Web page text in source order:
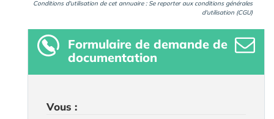
Conditions d'utilisation de cet annuaire : Se reporter aux conditions générales
d'utilisation (CGU)
Formulaire de demande de
documentation
Vous :